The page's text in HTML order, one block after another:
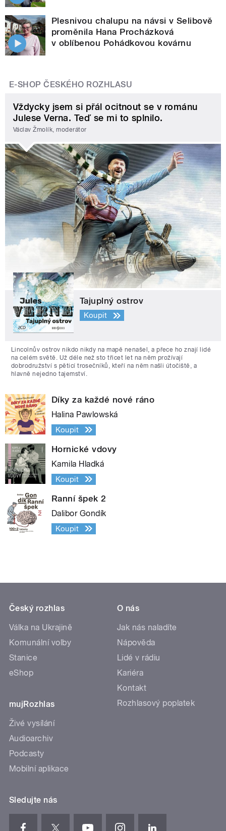
Plesnivou chalupu na návsi v Selibově
proměnila Hana Procházková
v oblíbenou Pohádkovou kovárnu
E-SHOP ČESKÉHO ROZHLASU
Vždycky jsem si přál ocitnout se v románu
Julese Verna. Teď se mi to splnilo.
Václav Žmolík, moderátor
Tajuplný ostrov
Koupit
Lincolnův ostrov nikdo nikdy na mapě nenašel, a přece ho znají lidé
na celém světě. Už déle než sto třicet let na něm prožívají
dobrodružství s pěticí trosečníků, kteří na něm našli útočiště, a
hlavně nejedno tajemství.
Díky za každé nové ráno
Halina Pawlowská
Koupit
Hornické vdovy
Kamila Hladká
Koupit
Ranní špek 2
Dalibor Gondík
Koupit
Český rozhlas
Válka na Ukrajině
Komunální volby
Stanice
eShop
mujRozhlas
Živé vysílání
Audioarchiv
Podcasty
Mobilní aplikace
O nás
Jak nás naladíte
Nápověda
Lidé v rádiu
Kariéra
Kontakt
Rozhlasový poplatek
Sledujte nás